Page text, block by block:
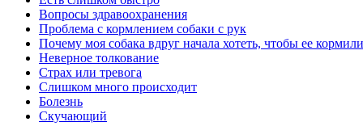
Вопросы здравоохранения
Проблема с кормлением собаки с рук
Почему моя собака вдруг начала хотеть, чтобы ее
Неверное толкование
Страх или тревога
Слишком много происходит
Болезнь
Скучающий